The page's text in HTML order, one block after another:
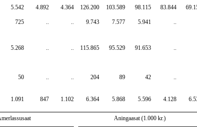
5.542 4.892 4.364 126.200 103.589 98.115 83.844
725 .. .. 9.743 7.577 5.941 ..
5.268 .. .. 115.865 95.529 91.653 ..
50 .. .. 204 89 42 ..
1.091 847 1.102 6.364 5.868 5.596 4.128
Aningaasat (1.000 kr.)